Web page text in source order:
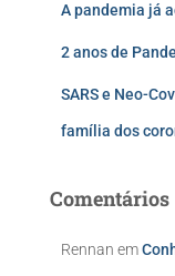
A pandemia já
2 anos de
SARS e Neo-
família dos
Comentários
Rennan em